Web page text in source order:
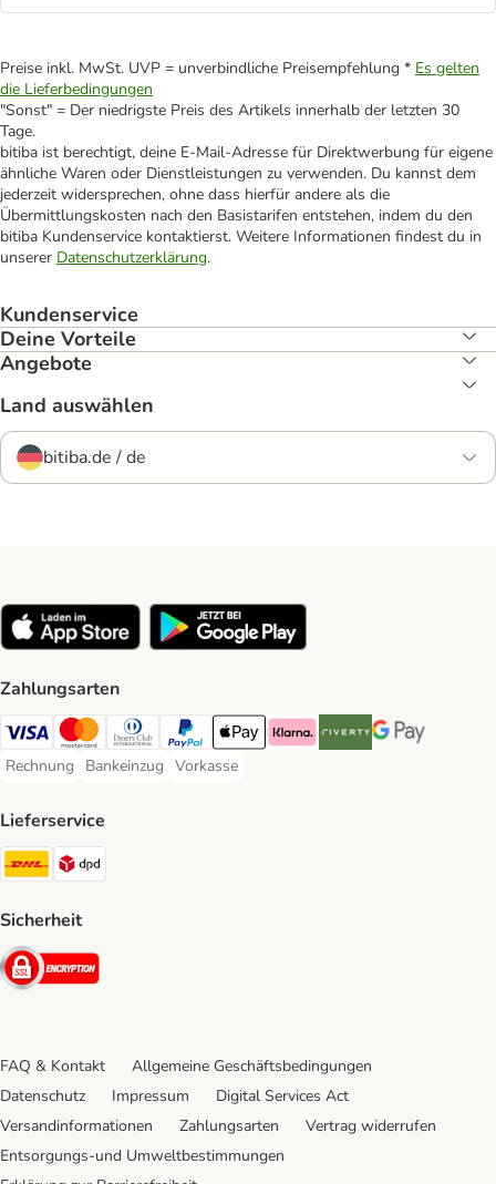
Preise inkl. MwSt. UVP = unverbindliche Preisempfehlung * Es gelten
die Lieferbedingungen
"Sonst" = Der niedrigste Preis des Artikels innerhalb der letzten 30
Tage.
bitiba ist berechtigt, deine E-Mail-Adresse für Direktwerbung für eigene
ähnliche Waren oder Dienstleistungen zu verwenden. Du kannst dem
jederzeit widersprechen, ohne dass hierfür andere als die
Übermittlungskosten nach den Basistarifen entstehen, indem du den
bitiba Kundenservice kontaktierst. Weitere Informationen findest du in
unserer Datenschutzerklärung.
Kundenservice
Deine Vorteile
Angebote
Land auswählen
bitiba.de / de
Zahlungsarten
Visa Payment Method
Mastercard Payment Method
Diners Club Payment Method
PayPal Payment Method
Apple Pay Payment Method
Klarna Payment Method
Riverty Payment Method
Google Pay
Rechnung
Rechnung Payment Method
Bankeinzug
Bankeinzug Payment Method
Vorkasse
Vorkasse Payment Method
Lieferservice
DHL Shipping Method
Sicherheit
Security
FAQ & Kontakt
Allgemeine Geschäftsbedingungen
Datenschutz
Impressum
Digital Services Act
Versandinformationen
Zahlungsarten
Vertrag widerrufen
Entsorgungs-und Umweltbestimmungen